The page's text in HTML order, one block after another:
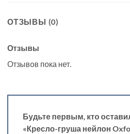
ОТЗЫВЫ (0)
Отзывы
Отзывов пока нет.
Будьте первым, кто
«Кресло-груша нейлон